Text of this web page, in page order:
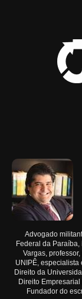
Advogado
Federal da
Vargas,
UNIPÊ,
Direito da
Direito
Fundador do